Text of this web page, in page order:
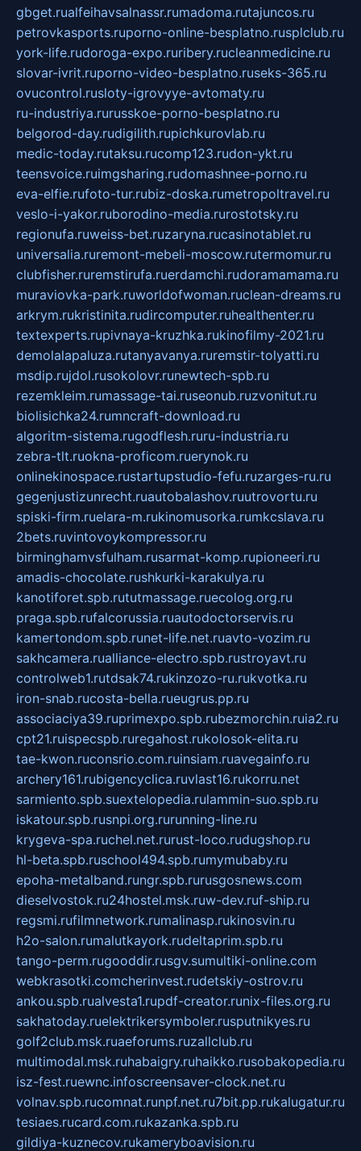
gbget.rualfeihavsalnassr.rumadoma.rutajuncos.ru
petrovkasports.ruporno-online-besplatno.rusplclub.ru
york-life.rudoroga-expo.ruribery.rucleanmedicine.ru
slovar-ivrit.ruporno-video-besplatno.ruseks-365.ru
ovucontrol.rusloty-igrovyye-avtomaty.ru
ru-industriya.rurusskoe-porno-besplatno.ru
belgorod-day.rudigilith.rupichkurovlab.ru
medic-today.rutaksu.rucomp123.rudon-ykt.ru
teensvoice.ruimgsharing.rudomashnee-porno.ru
eva-elfie.rufoto-tur.rubiz-doska.rumetropoltravel.ru
veslo-i-yakor.ruborodino-media.rurostotsky.ru
regionufa.ruweiss-bet.ruzaryna.rucasinotablet.ru
universalia.ruremont-mebeli-moscow.rutermomur.ru
clubfisher.ruremstirufa.ruerdamchi.rudoramamama.ru
muraviovka-park.ruworldofwoman.ruclean-dreams.ru
arkrym.rukristinita.rudircomputer.ruhealthenter.ru
textexperts.rupivnaya-kruzhka.rukinofilmy-2021.ru
demolalapaluza.rutanyavanya.ruremstir-tolyatti.ru
msdip.rujdol.rusokolovr.runewtech-spb.ru
rezemkleim.rumassage-tai.ruseonub.ruzvonitut.ru
biolisichka24.rumncraft-download.ru
algoritm-sistema.rugodflesh.ruru-industria.ru
zebra-tlt.ruokna-proficom.ruerynok.ru
onlinekinospace.rustartupstudio-fefu.ruzarges-ru.ru
gegenjustizunrecht.ruautobalashov.ruutrovortu.ru
spiski-firm.ruelara-m.rukinomusorka.rumkcslava.ru
2bets.ruvintovoykompressor.ru
birminghamvsfulham.rusarmat-komp.rupioneeri.ru
amadis-chocolate.rushkurki-karakulya.ru
kanotiforet.spb.rututmassage.ruecolog.org.ru
praga.spb.rufalcorussia.ruautodoctorservis.ru
kamertondom.spb.runet-life.net.ruavto-vozim.ru
sakhcamera.rualliance-electro.spb.rustroyavt.ru
controlweb1.rutdsak74.rukinzozo-ru.rukvotka.ru
iron-snab.rucosta-bella.rueugrus.pp.ru
associaciya39.ruprimexpo.spb.rubezmorchin.ruia2.ru
cpt21.ruispecspb.ruregahost.rukolosok-elita.ru
tae-kwon.ruconsrio.com.ruinsiam.ruavegainfo.ru
archery161.rubigencyclica.ruvlast16.rukorru.net
sarmiento.spb.suextelopedia.rulammin-suo.spb.ru
iskatour.spb.rusnpi.org.rurunning-line.ru
krygeva-spa.ruchel.net.rurust-loco.rudugshop.ru
hl-beta.spb.ruschool494.spb.rumymubaby.ru
epoha-metalband.rungr.spb.rurusgosnews.com
dieselvostok.ru24hostel.msk.ruw-dev.ruf-ship.ru
regsmi.rufilmnetwork.rumalinasp.rukinosvin.ru
h2o-salon.rumalutkayork.rudeltaprim.spb.ru
tango-perm.rugooddir.rusgv.sumultiki-online.com
webkrasotki.comcherinvest.rudetskiy-ostrov.ru
ankou.spb.rualvesta1.rupdf-creator.runix-files.org.ru
sakhatoday.ruelektrikersymboler.rusputnikyes.ru
golf2club.msk.ruaeforums.ruzallclub.ru
multimodal.msk.ruhabaigry.ruhaikko.rusobakopedia.ru
isz-fest.ruewnc.infoscreensaver-clock.net.ru
volnav.spb.rucomnat.runpf.net.ru7bit.pp.rukalugatur.ru
tesiaes.rucard.com.rukazanka.spb.ru
gildiya-kuznecov.rukameryboavision.ru